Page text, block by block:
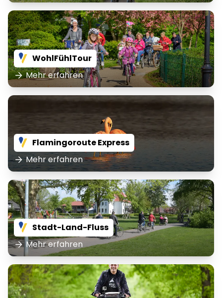
WohlFühlTour
Mehr erfahren
Flamingoroute Express
Mehr erfahren
Stadt-Land-Fluss
Mehr erfahren